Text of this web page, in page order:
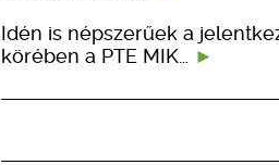
Idén is népszerűek a
körében a PTE MIK…